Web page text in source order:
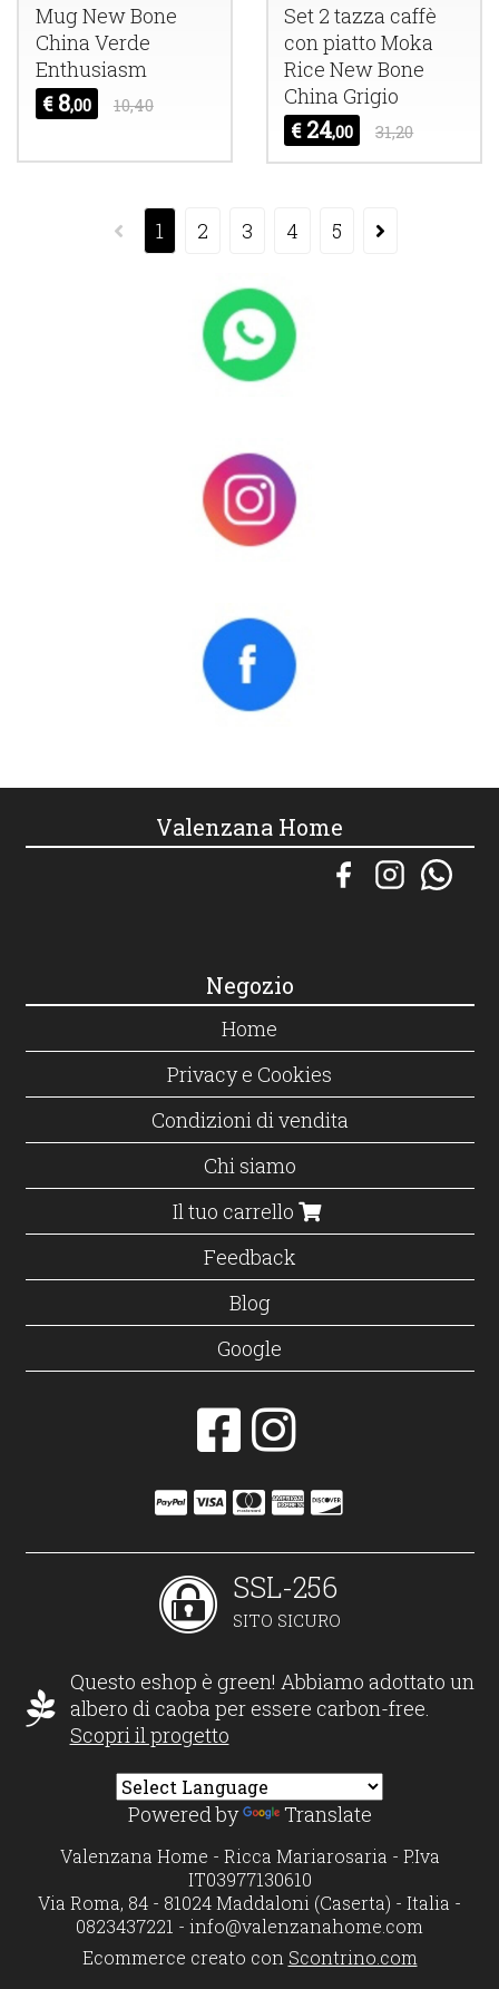
Mug New Bone
China Verde
Enthusiasm
€ 8,00 10,40
Set 2 tazza caffè
con piatto Moka
Rice New Bone
China Grigio
€ 24,00 31,20
1 2 3 4 5
Valenzana Home
Negozio
Home
Privacy e Cookies
Condizioni di vendita
Chi siamo
Il tuo carrello
Feedback
Blog
Google
SSL-256
SITO SICURO
Questo eshop è green! Abbiamo adottato un
albero di caoba per essere carbon-free.
Scopri il progetto
Powered by Translate
Valenzana Home - Ricca Mariarosaria - P.Iva
IT03977130610
Via Roma, 84 - 81024 Maddaloni (Caserta) - Italia -
0823437221 - info@valenzanahome.com
Ecommerce creato con Scontrino.com